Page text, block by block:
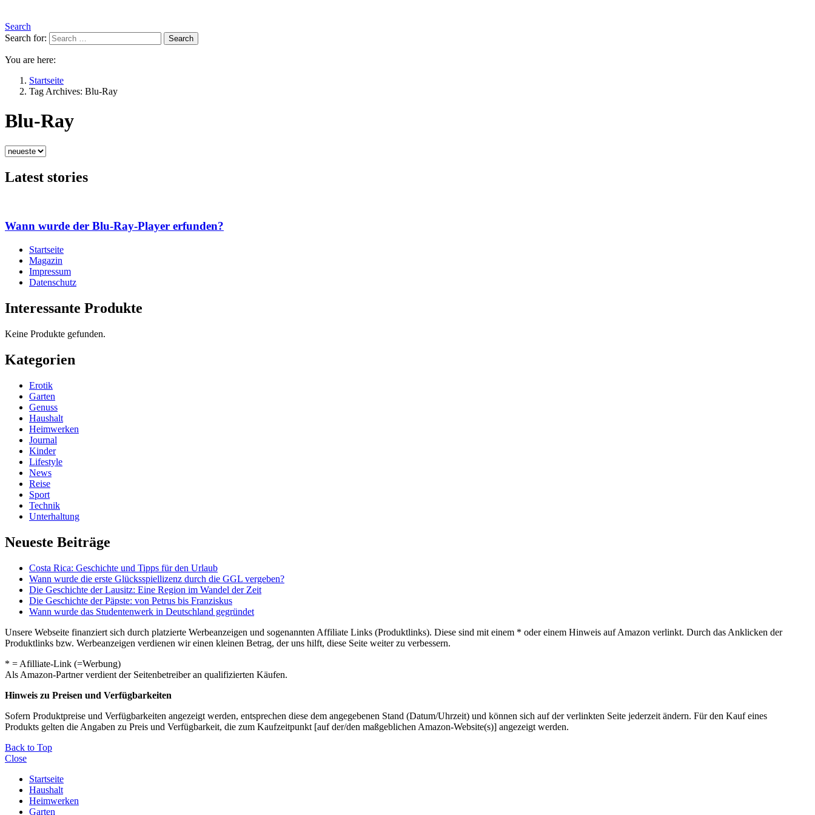
Search
Search for:
Search
You are here:
Startseite
Tag Archives: Blu-Ray
Blu-Ray
Latest stories
Wann wurde der Blu-Ray-Player erfunden?
Startseite
Magazin
Impressum
Datenschutz
Interessante Produkte
Keine Produkte gefunden.
Kategorien
Erotik
Garten
Genuss
Haushalt
Heimwerken
Journal
Kinder
Lifestyle
News
Reise
Sport
Technik
Unterhaltung
Neueste Beiträge
Costa Rica: Geschichte und Tipps für den Urlaub
Wann wurde die erste Glücksspiellizenz durch die GGL vergeben?
Die Geschichte der Lausitz: Eine Region im Wandel der Zeit
Die Geschichte der Päpste: von Petrus bis Franziskus
Wann wurde das Studentenwerk in Deutschland gegründet
Unsere Webseite finanziert sich durch platzierte Werbeanzeigen und sogenannten Affiliate Links (Produktlinks). Diese sind mit einem * oder einem Hinweis auf Amazon verlinkt. Durch das Anklicken der
Produktlinks bzw. Werbeanzeigen verdienen wir einen kleinen Betrag, der uns hilft, diese Seite weiter zu verbessern.
* = Afilliate-Link (=Werbung)
Als Amazon-Partner verdient der Seitenbetreiber an qualifizierten Käufen.
Hinweis zu Preisen und Verfügbarkeiten
Sofern Produktpreise und Verfügbarkeiten angezeigt werden, entsprechen diese dem angegebenen Stand (Datum/Uhrzeit) und können sich auf der verlinkten Seite jederzeit ändern. Für den Kauf eines
Produkts gelten die Angaben zu Preis und Verfügbarkeit, die zum Kaufzeitpunkt [auf der/den maßgeblichen Amazon-Website(s)] angezeigt werden.
Back to Top
Close
Startseite
Haushalt
Heimwerken
Garten